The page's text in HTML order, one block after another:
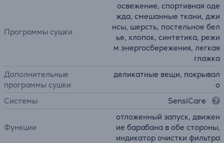
Программы сушки
освежение, спортивная оде
жда, смешанные ткани, джи
нсы, шерсть, постельное бел
ье, хлопок, синтетика, режи
м энергосбережения, легкая
глажка
Дополнительные
программы сушки
деликатные вещи, покрывал
о
Системы
SensiCare
Функции
отложенный запуск, движен
ие барабана в обе стороны,
индикатор очистки фильтра